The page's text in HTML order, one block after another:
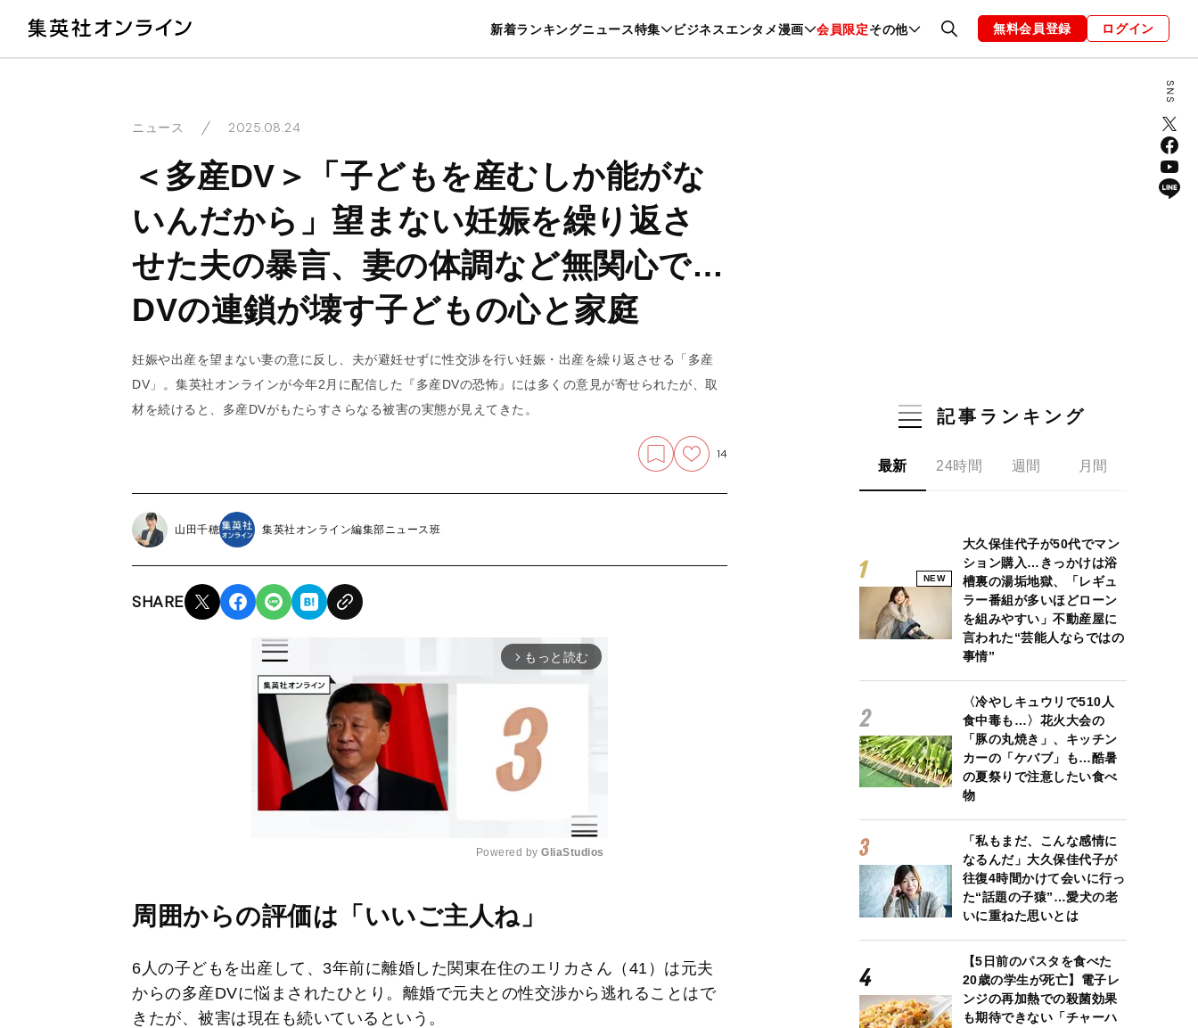
新着ランキングニュース特集 ビジネスエンタメ漫画 会員限定その他
暮らし スポーツ ヘルスケア 美容 グルメ ファッション 恋愛・結婚 編集部 お知らせ
無料会員登録 ログイン
ニュース 2025.08.24
＜多産DV＞「子どもを産むしか能がな
いんだから」望まない妊娠を繰り返さ
せた夫の暴言、妻の体調など無関心で…
DVの連鎖が壊す子どもの心と家庭
妊娠や出産を望まない妻の意に反し、夫が避妊せずに性交渉を行い妊娠・出産を繰り返させる「多産
DV」。集英社オンラインが今年2月に配信した『多産DVの恐怖』には多くの意見が寄せられたが、取
材を続けると、多産DVがもたらすさらなる被害の実態が見えてきた。
14
山田千穂 集英社オンライン編集部ニュース班
SHARE
arrow_forward_ios もっと読む
e
Powered by GliaStudios
周囲からの評価は「いいご主人ね」
6人の子どもを出産して、3年前に離婚した関東在住のエリカさん（41）は元夫
からの多産DVに悩まされたひとり。離婚で元夫との性交渉から逃れることはで
きたが、被害は現在も続いているという。
記事ランキング
最新 24時間 週間 月間
NEW
大久保佳代子が50代でマン
ション購入…きっかけは浴
槽裏の湯垢地獄、「レギュ
ラー番組が多いほどローン
を組みやすい」不動産屋に
言われた“芸能人ならではの
事情”
〈冷やしキュウリで510人
食中毒も…〉花火大会の
「豚の丸焼き」、キッチン
カーの「ケバブ」も…酷暑
の夏祭りで注意したい食べ
物
「私もまだ、こんな感情に
なるんだ」大久保佳代子が
往復4時間かけて会いに行っ
た“話題の子猿”…愛犬の老
いに重ねた思いとは
【5日前のパスタを食べた
20歳の学生が死亡】電子レ
ンジの再加熱での殺菌効果
も期待できない「チャーハ